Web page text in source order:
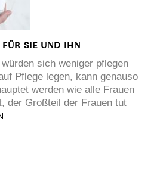
FÜR SIE UND IHN
sich weniger pflegen
Pflege legen, kann genauso
werden wie alle Frauen
der Großteil der Frauen tut